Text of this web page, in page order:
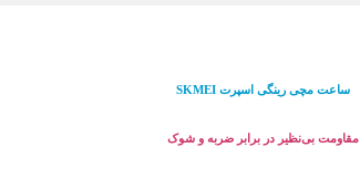
ساعت مچی رینگی اسپرت SKMEI
مقاومت بی‌نظیر در برابر ضربه و شوک